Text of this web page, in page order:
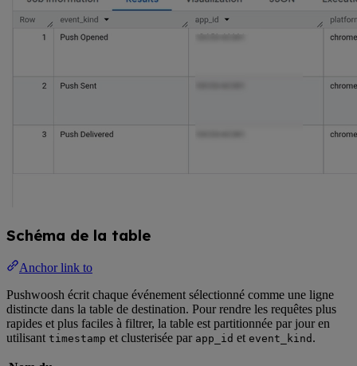
Schéma de la table
Anchor link to
Pushwoosh écrit chaque événement sélectionné comme une ligne
distincte dans la table de destination. Pour rendre les requêtes plus
rapides et plus faciles à filtrer, la table est partitionnée par jour en
utilisant timestamp et clusterisée par app_id et event_kind .